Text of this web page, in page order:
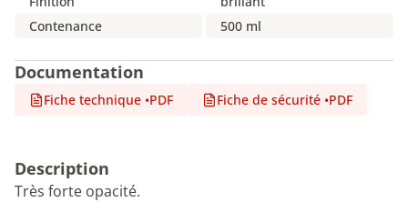
Contenance
500 ml
Documentation
Fiche technique •PDF Fiche de sécurité •PDF
Description
Très forte opacité.